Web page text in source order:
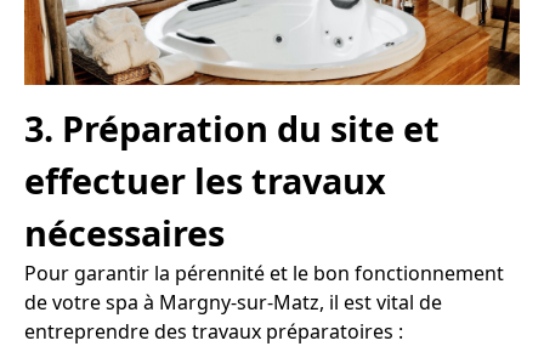
3. Préparation du site et
effectuer les travaux
nécessaires
Pour garantir la pérennité et le bon fonctionnement
de votre spa à Margny-sur-Matz, il est vital de
entreprendre des travaux préparatoires :